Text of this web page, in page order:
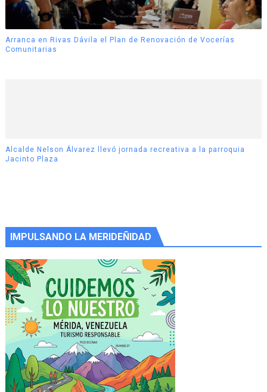
Arranca en Rivas Dávila el Plan de Renovación de Vocerías
Comunitarias
Alcalde Nelson Álvarez llevó jornada recreativa a la parroquia
Jacinto Plaza
IMPULSANDO LA MERIDEÑIDAD